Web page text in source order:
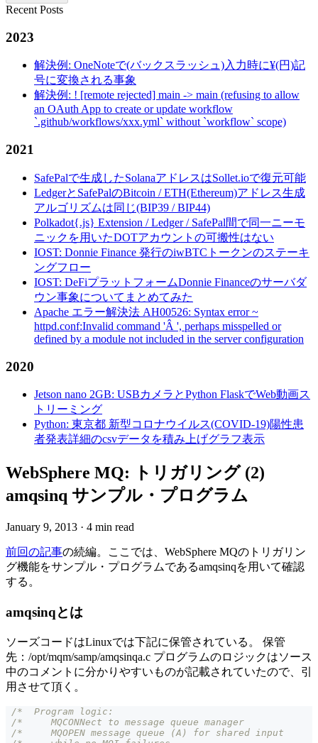
Recent Posts
2023
解決例: OneNoteで(バックスラッシュ)入力時に¥(円)記
号に変換される事象
解決例: ! [remote rejected] main -> main (refusing to allow
an OAuth App to create or update workflow
`.github/workflows/xxx.yml` without `workflow` scope)
2021
SafePalで生成したSolanaアドレスはSollet.ioで復元可能
LedgerとSafePalのBitcoin / ETH(Ethereum)アドレス生成
アルゴリズムは同じ(BIP39 / BIP44)
Polkadot{.js} Extension / Ledger / SafePal間で同一ニーモ
ニックを用いたDOTアカウントの可搬性はない
IOST: Donnie Finance 発行のiwBTCトークンのステーキ
ングフロー
IOST: DeFiプラットフォームDonnie Financeのサーバダ
ウン事象についてまとめてみた
Apache エラー解決法 AH00526: Syntax error ~
httpd.conf:Invalid command 'Â ', perhaps misspelled or
defined by a module not included in the server configuration
2020
Jetson nano 2GB: USBカメラとPython FlaskでWeb動画ス
トリーミング
Python: 東京都 新型コロナウイルス(COVID-19)陽性患
者発表詳細のcsvデータを積み上げグラフ表示
WebSphere MQ: トリガリング (2)
amqsinq サンプル・プログラム
January 9, 2013 · 4 min read
前回の記事の続編。ここでは、WebSphere MQのトリガリン
グ機能をサンプル・プログラムであるamqsinqを用いて確認
する。
amqsinqとは
ソーズコードはLinuxでは下記に保管されている。 保管
先：/opt/mqm/samp/amqsinqa.c プログラムのロジックはソース
中のコメントに分かりやすいものが記載されていたので、引
用させて頂く。
/*  Program logic:
/*     MQCONNect to message queue manager
/*     MQOPEN message queue (A) for shared